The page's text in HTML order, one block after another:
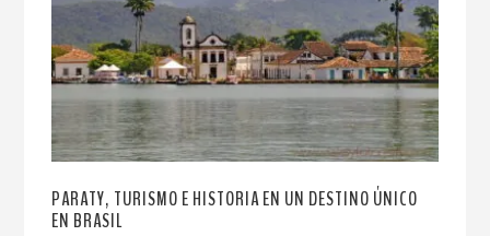
PARATY, TURISMO E HISTORIA EN UN DESTINO ÚNICO
EN BRASIL